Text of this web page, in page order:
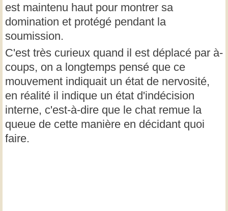
est maintenu haut pour montrer sa
domination et protégé pendant la
soumission.
C'est très curieux quand il est déplacé par à-
coups, on a longtemps pensé que ce
mouvement indiquait un état de nervosité,
en réalité il indique un état d'indécision
interne, c'est-à-dire que le chat remue la
queue de cette manière en décidant quoi
faire.